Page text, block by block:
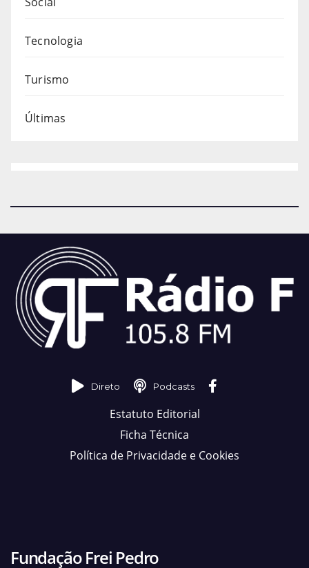
Tecnologia
Turismo
Últimas
Direto Podcasts
Estatuto Editorial
Ficha Técnica
Política de Privacidade e Cookies
Fundação Frei Pedro